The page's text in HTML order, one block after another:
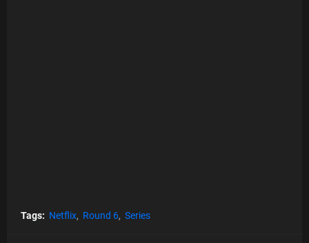
Tags: Netflix Round 6 Series